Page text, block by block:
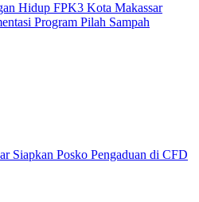
Hidup FPK3 Kota Makassar
Program Pilah Sampah
Siapkan Posko Pengaduan di CFD